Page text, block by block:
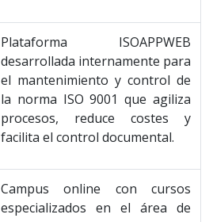
Plataforma ISOAPPWEB
desarrollada internamente para
el mantenimiento y control de
la norma ISO 9001 que agiliza
procesos, reduce costes y
facilita el control documental.
Campus online con cursos
especializados en el área de